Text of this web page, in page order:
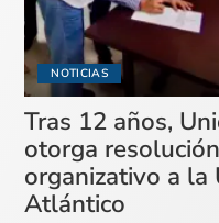
NOTICIAS
Tras 12 años,
otorga
organizativo a la
Atlántico